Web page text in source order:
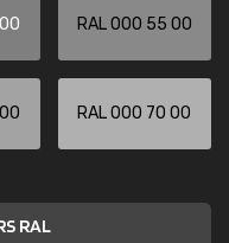
RAL 000 55 00
RAL 000 70 00
RAL